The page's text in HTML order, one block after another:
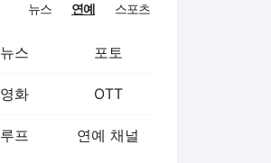
뉴스 연예 스포츠
뉴스 포토
영화 OTT
루프 연예 채널